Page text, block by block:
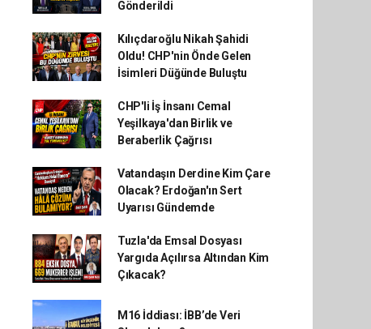
Gönderildi
Kılıçdaroğlu Nikah Şahidi
Oldu! CHP'nin Önde Gelen
İsimleri Düğünde Buluştu
CHP'li İş İnsanı Cemal
Yeşilkaya'dan Birlik ve
Beraberlik Çağrısı
Vatandaşın Derdine Kim Çare
Olacak? Erdoğan'ın Sert
Uyarısı Gündemde
Tuzla'da Emsal Dosyası
Yargıda Açılırsa Altından Kim
Çıkacak?
M16 İddiası: İBB’de Veri